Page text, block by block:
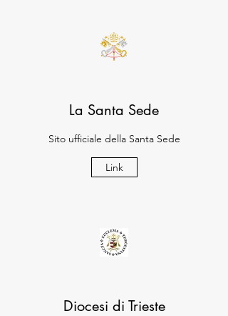
La Santa Sede
Sito ufficiale della Santa Sede
Link
Diocesi di Trieste